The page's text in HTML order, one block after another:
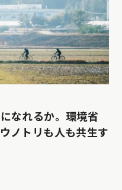
なれるか。環境省
ノトリも人も共生す